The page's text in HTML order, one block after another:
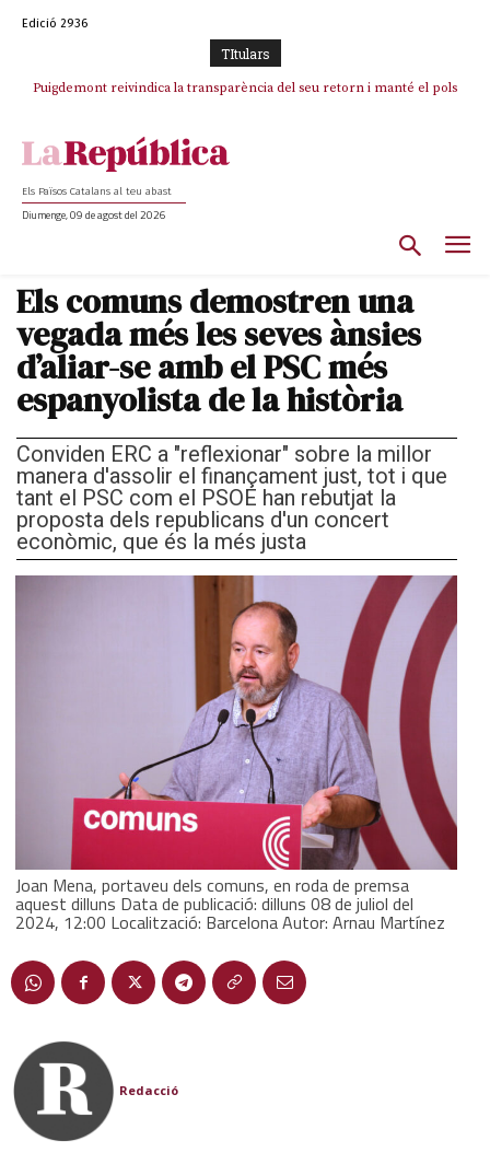
Edició 2936
TItulars
Puigdemont reivindica la transparència del seu retorn i manté el pols
Portugal acusa Espanya de provocar un “efecte crida” massiu per la seva
Els Països Catalans al teu abast
Diumenge, 09 de agost del 2026
Els comuns demostren una
vegada més les seves ànsies
d’aliar-se amb el PSC més
espanyolista de la història
Conviden ERC a "reflexionar" sobre la millor
manera d'assolir el finançament just, tot i que
tant el PSC com el PSOE han rebutjat la
proposta dels republicans d'un concert
econòmic, que és la més justa
Joan Mena, portaveu dels comuns, en roda de premsa
aquest dilluns Data de publicació: dilluns 08 de juliol del
2024, 12:00 Localització: Barcelona Autor: Arnau Martínez
Redacció